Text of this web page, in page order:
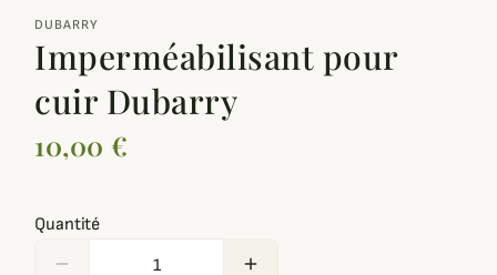
DUBARRY
Imperméabilisant pour
cuir Dubarry
10,00 €
Quantité
remove add